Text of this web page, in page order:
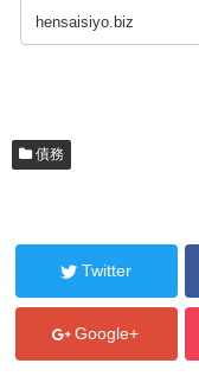
hensaisiyo.biz
債務
Twitter
Google+